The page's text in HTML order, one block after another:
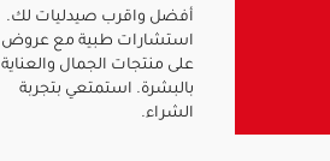
أفضل واقرب صيدليات لك.
استشارات طبية مع عروض
على منتجات الجمال والعناية
بالبشرة. استمتعي بتجربة
الشراء.